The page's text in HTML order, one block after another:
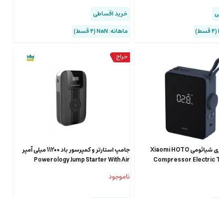
خرید اقساطی
ماهانه: NaN (۴ قسط)
پمپ باد شارژی شیائومی Xiaomi HOTO
Compressor Electric
جامپ استارتر و کمپرسور باد 11200 میلی آمپر
Powerology Jump Starter With Air
ناموجود